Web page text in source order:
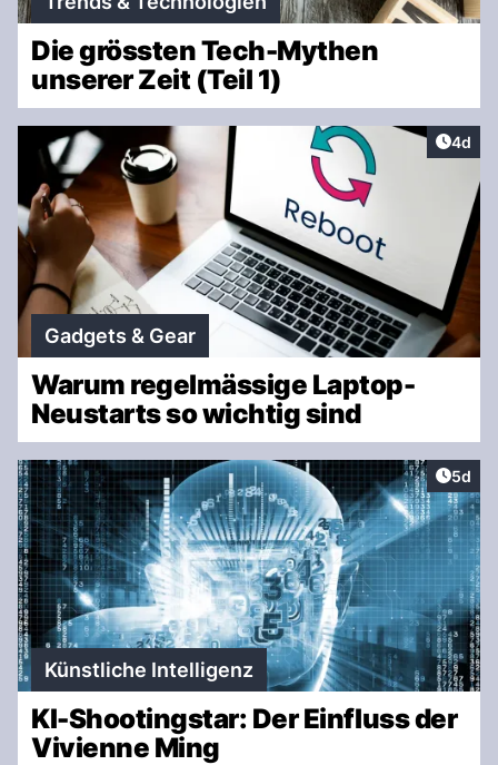
Die grössten Tech-Mythen
unserer Zeit (Teil 1)
4d
Gadgets & Gear
Warum regelmässige Laptop-
Neustarts so wichtig sind
5d
Künstliche Intelligenz
KI-Shootingstar: Der Einfluss der
Vivienne Ming